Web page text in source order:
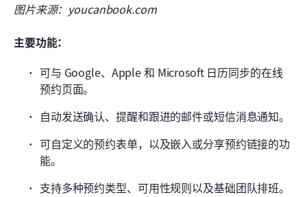
图片来源：youcanbook.com
主要功能：
可与 Google、Apple 和 Microsoft 日历同步的在线
预约页面。
自动发送确认、提醒和跟进的邮件或短信消息通知。
可自定义的预约表单，以及嵌入或分享预约链接的功
能。
支持多种预约类型、可用性规则以及基础团队排班。